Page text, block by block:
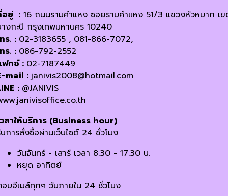
อยู่ : 16 ถนนรามคำแหง ซอยรามคำแหง 51/3 แขวงหัวหมาก เ
งกะปิ กรุงเทพมหานคร 10240
ร. : 02-3183655 , 081-866-7072,
ร. : 086-792-2552
กซ์ : 02-7187449
mail : janivis2008@hotmail.com
: @JANIVIS
ลาให้บริการ (Business hour)
การสั่งซื้อผ่านเว็บไซต์ 24 ชั่วโมง
วันจันทร์ - เสาร์ เวลา 8.30 - 17.30 น.
หยุด อาทิตย์
บอีเมล์ทุกๆ วันภายใน 24 ชั่วโมง